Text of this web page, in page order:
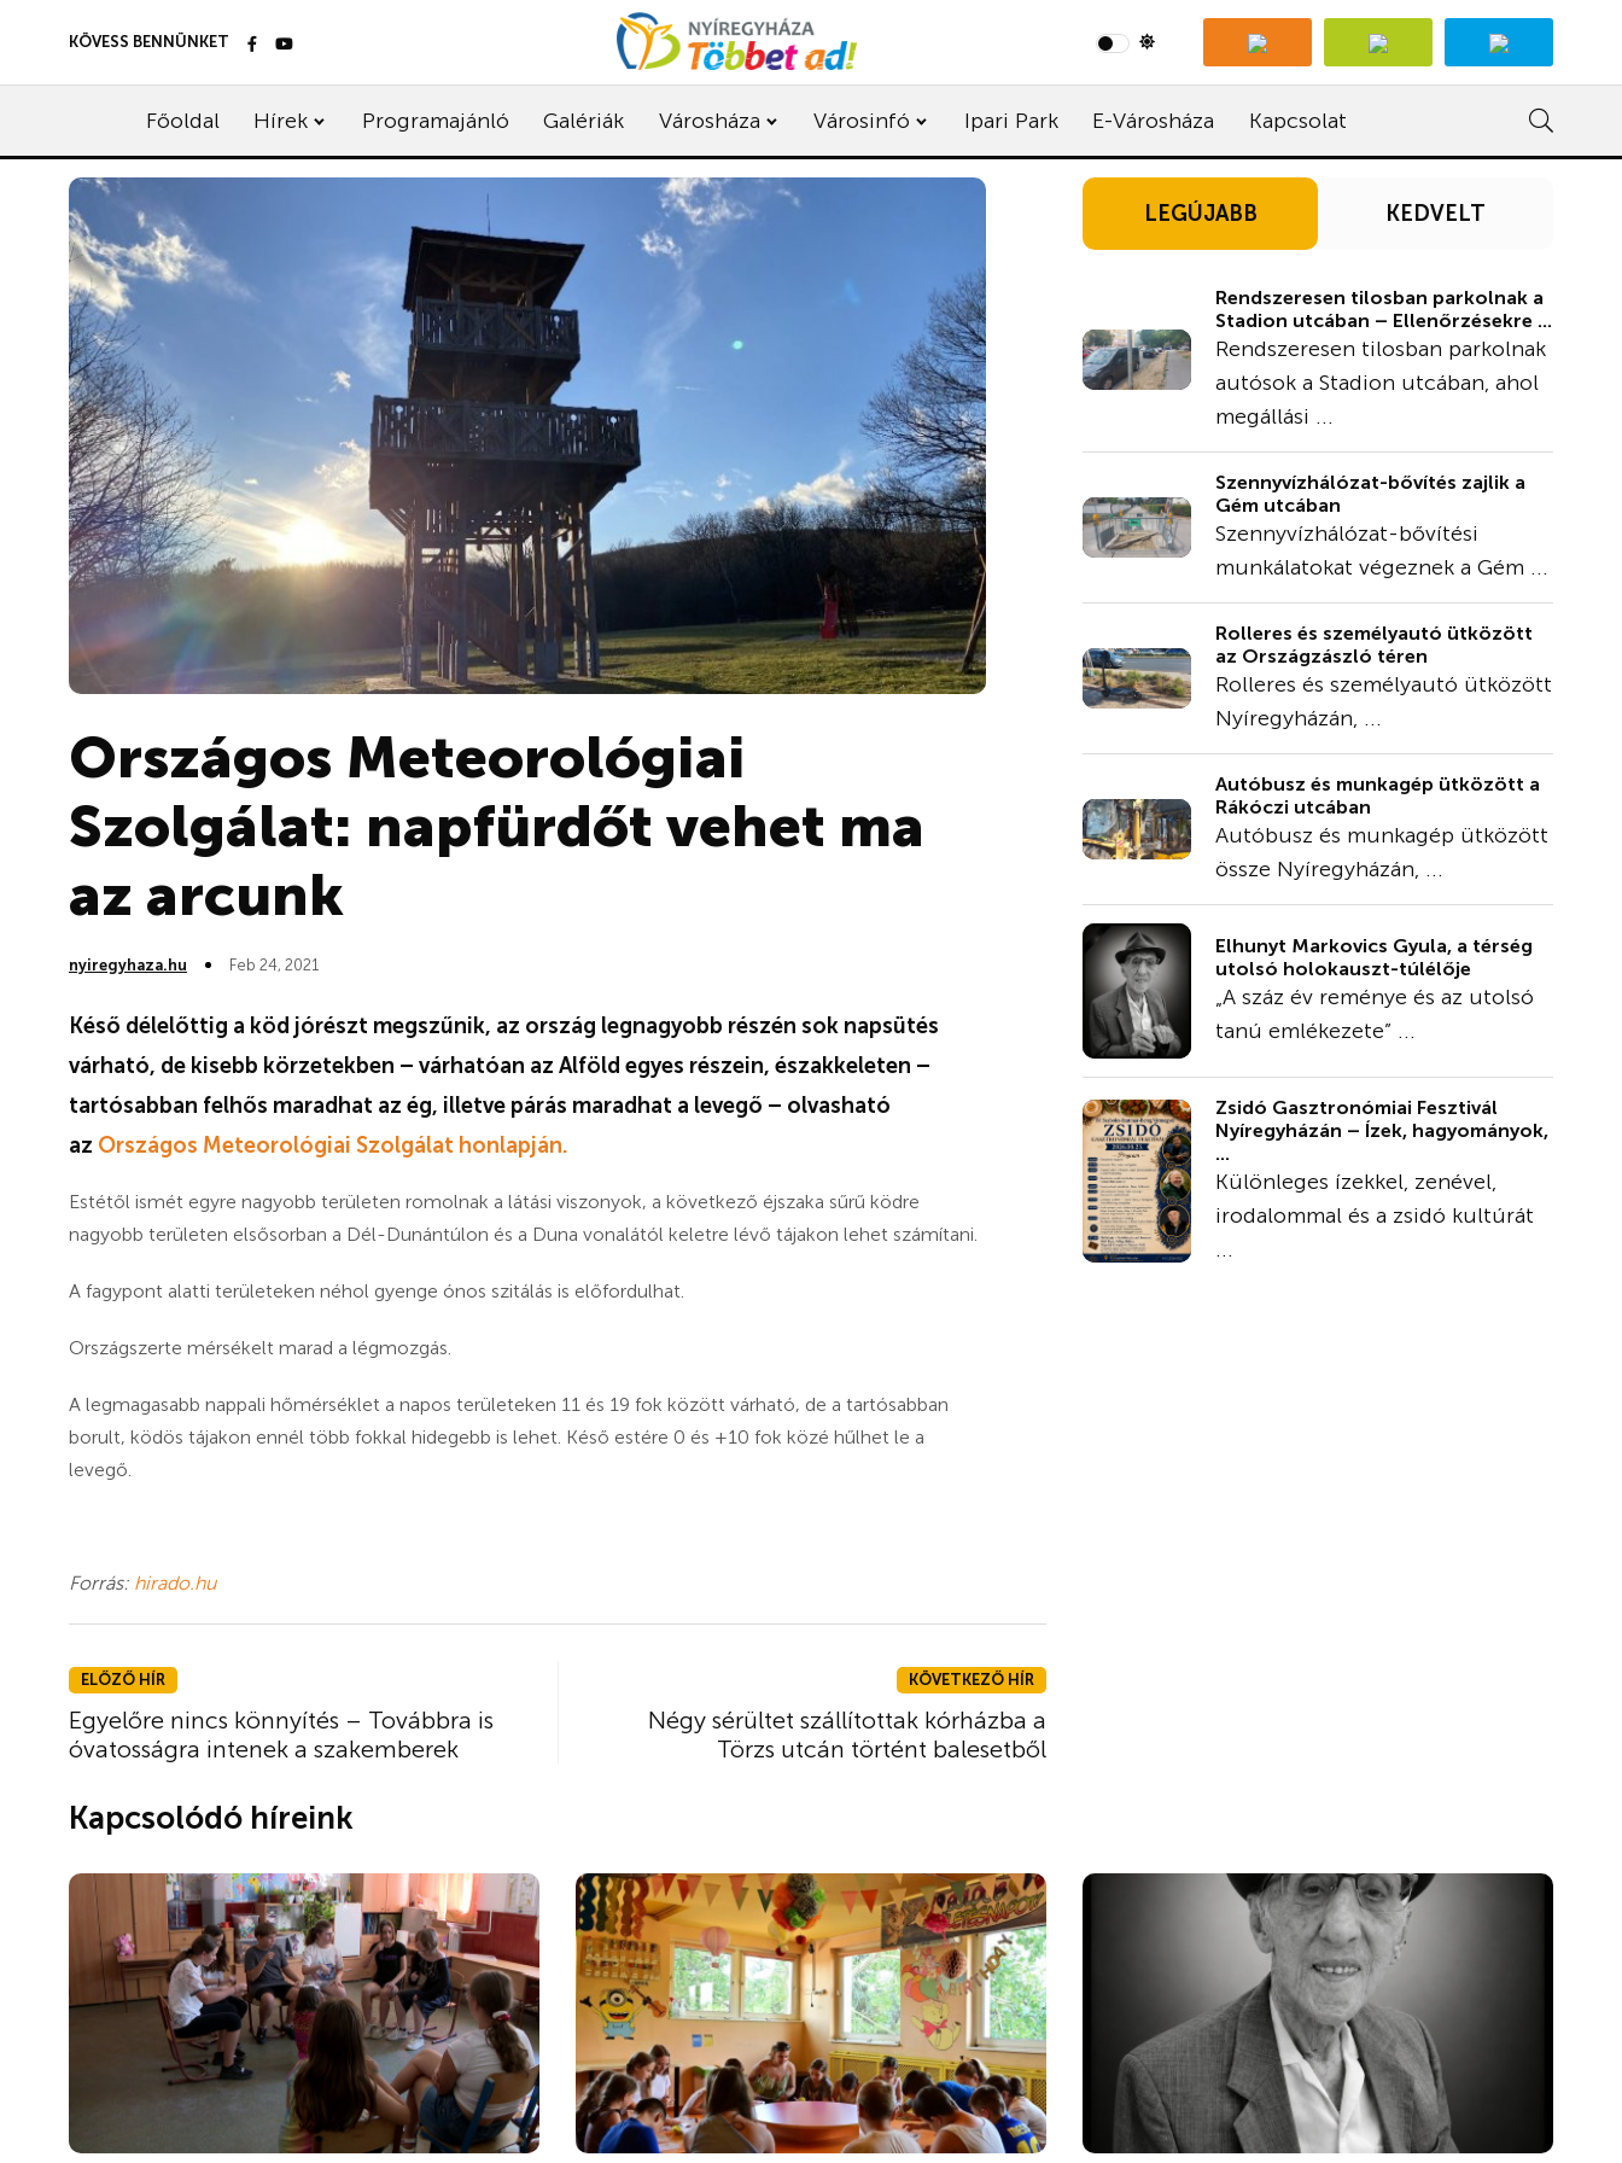
KÖVESS BENNÜNKET
Főoldal Hírek Programajánló Galériák Városháza Városinfó Ipari Park E-Városháza Kapcsolat
Országos Meteorológiai
Szolgálat: napfürdőt vehet ma
az arcunk
nyiregyhaza.hu Feb 24, 2021
Késő délelőttig a köd jórészt megszűnik, az ország legnagyobb részén sok napsütés
várható, de kisebb körzetekben – várhatóan az Alföld egyes részein, északkeleten –
tartósabban felhős maradhat az ég, illetve párás maradhat a levegő – olvasható
az Országos Meteorológiai Szolgálat honlapján.
Estétől ismét egyre nagyobb területen romolnak a látási viszonyok, a következő éjszaka sűrű ködre
nagyobb területen elsősorban a Dél-Dunántúlon és a Duna vonalától keletre lévő tájakon lehet számítani.
A fagypont alatti területeken néhol gyenge ónos szitálás is előfordulhat.
Országszerte mérsékelt marad a légmozgás.
A legmagasabb nappali hőmérséklet a napos területeken 11 és 19 fok között várható, de a tartósabban
borult, ködös tájakon ennél több fokkal hidegebb is lehet. Késő estére 0 és +10 fok közé hűlhet le a
levegő.
Forrás: hirado.hu
ELŐZŐ HÍR
Egyelőre nincs könnyítés – Továbbra is
óvatosságra intenek a szakemberek
KÖVETKEZŐ HÍR
Négy sérültet szállítottak kórházba a
Törzs utcán történt balesetből
LEGÚJABB KEDVELT
Rendszeresen tilosban parkolnak a
Stadion utcában – Ellenőrzésekre ...
Rendszeresen tilosban parkolnak
autósok a Stadion utcában, ahol
megállási ...
Szennyvízhálózat-bővítés zajlik a
Gém utcában
Szennyvízhálózat-bővítési
munkálatokat végeznek a Gém ...
Rolleres és személyautó ütközött
az Országzászló téren
Rolleres és személyautó ütközött
Nyíregyházán, ...
Autóbusz és munkagép ütközött a
Rákóczi utcában
Autóbusz és munkagép ütközött
össze Nyíregyházán, ...
Elhunyt Markovics Gyula, a térség
utolsó holokauszt-túlélője
„A száz év reménye és az utolsó
tanú emlékezete” ...
Zsidó Gasztronómiai Fesztivál
Nyíregyházán – Ízek, hagyományok,
...
Különleges ízekkel, zenével,
irodalommal és a zsidó kultúrát
...
Kapcsolódó híreink